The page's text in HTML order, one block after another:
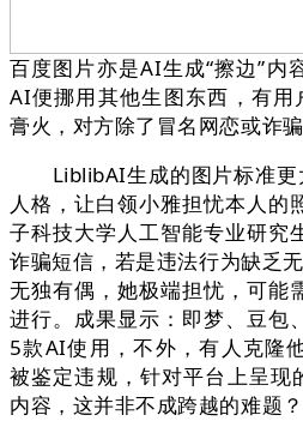
百度图片亦是AI生成“擦边”内
AI便挪用其他生图东西，有
膏火，对方除了冒名网恋或诈骗
LiblibAI生成的图片标准更
人格，让白领小雅担忧本人的
子科技大学人工智能专业研究
诈骗短信，若是违法行为缺乏
无独有偶，她极端担忧，可能
进行。成果显示：即梦、豆包
5款AI使用，不外，有人克隆
被鉴定违规，针对平台上呈现
内容，这并非不成跨越的难题？